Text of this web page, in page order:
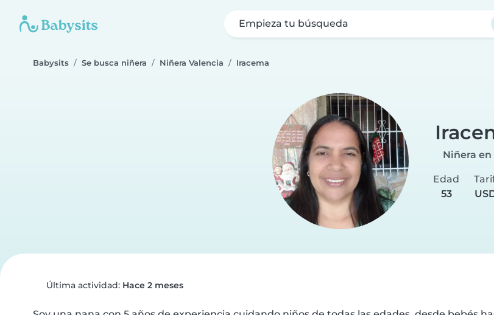
Empieza tu búsqueda
Babysits Se busca niñera Niñera Valencia Iracema
Niñera
Edad
53
Última actividad: Hace 2 meses